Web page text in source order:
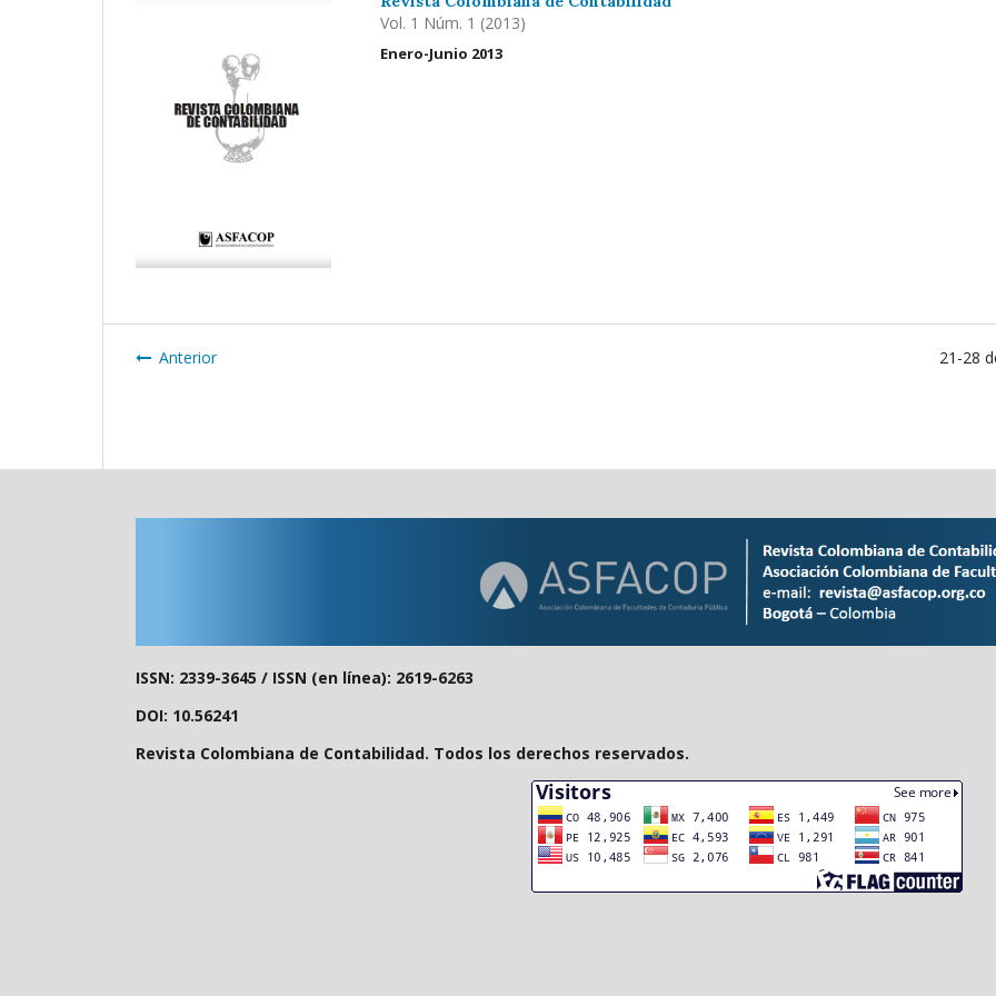
Vol. 1 Núm. 1 (2013)
Enero-Junio 2013
Anterior 21-28
ISSN: 2339-3645 / ISSN (en línea): 2619-6263
DOI: 10.56241
Revista Colombiana de Contabilidad. Todos los derechos reservados.